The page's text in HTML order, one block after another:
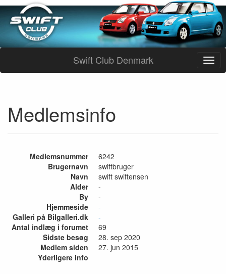
Swift Club Denmark
Medlemsinfo
Medlemsnummer
6242
Brugernavn
swiftbruger
Navn
swift swiftensen
Alder
-
By
-
Hjemmeside
-
Galleri på Bilgalleri.dk
-
Antal indlæg i forumet
69
Sidste besøg
28. sep 2020
Medlem siden
27. jun 2015
Yderligere info